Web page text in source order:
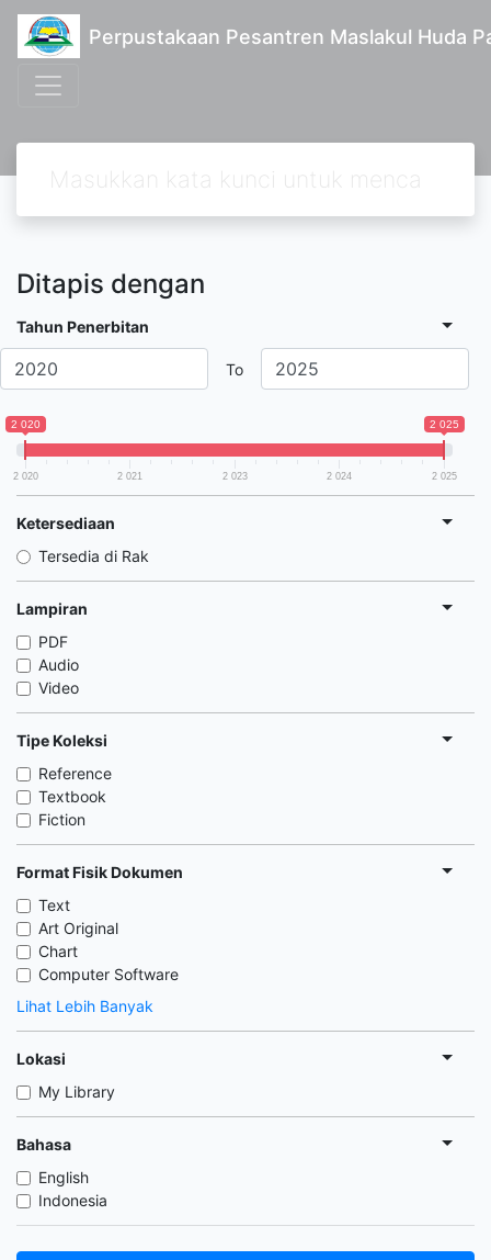
Perpustakaan Pesantren Maslakul Huda
Ditapis dengan
Tahun Penerbitan
To
2 020 2 025
2 020 2 021 2 023 2 024 2 025
Ketersediaan
Tersedia di Rak
Lampiran
PDF
Audio
Video
Tipe Koleksi
Reference
Textbook
Fiction
Format Fisik Dokumen
Text
Art Original
Chart
Computer Software
Lihat Lebih Banyak
Lokasi
My Library
Bahasa
English
Indonesia